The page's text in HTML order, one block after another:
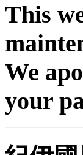
This
We
your